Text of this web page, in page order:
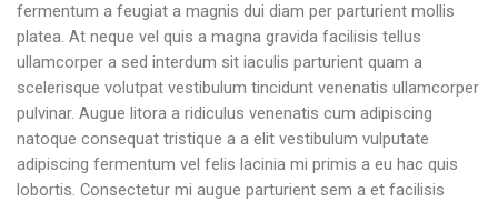
fermentum a feugiat a magnis dui diam per parturient mollis
platea. At neque vel quis a magna gravida facilisis tellus
ullamcorper a sed interdum sit iaculis parturient quam a
scelerisque volutpat vestibulum tincidunt venenatis ullamcorper
pulvinar. Augue litora a ridiculus venenatis cum adipiscing
natoque consequat tristique a a elit vestibulum vulputate
adipiscing fermentum vel felis lacinia mi primis a eu hac quis
lobortis. Consectetur mi augue parturient sem a et facilisis